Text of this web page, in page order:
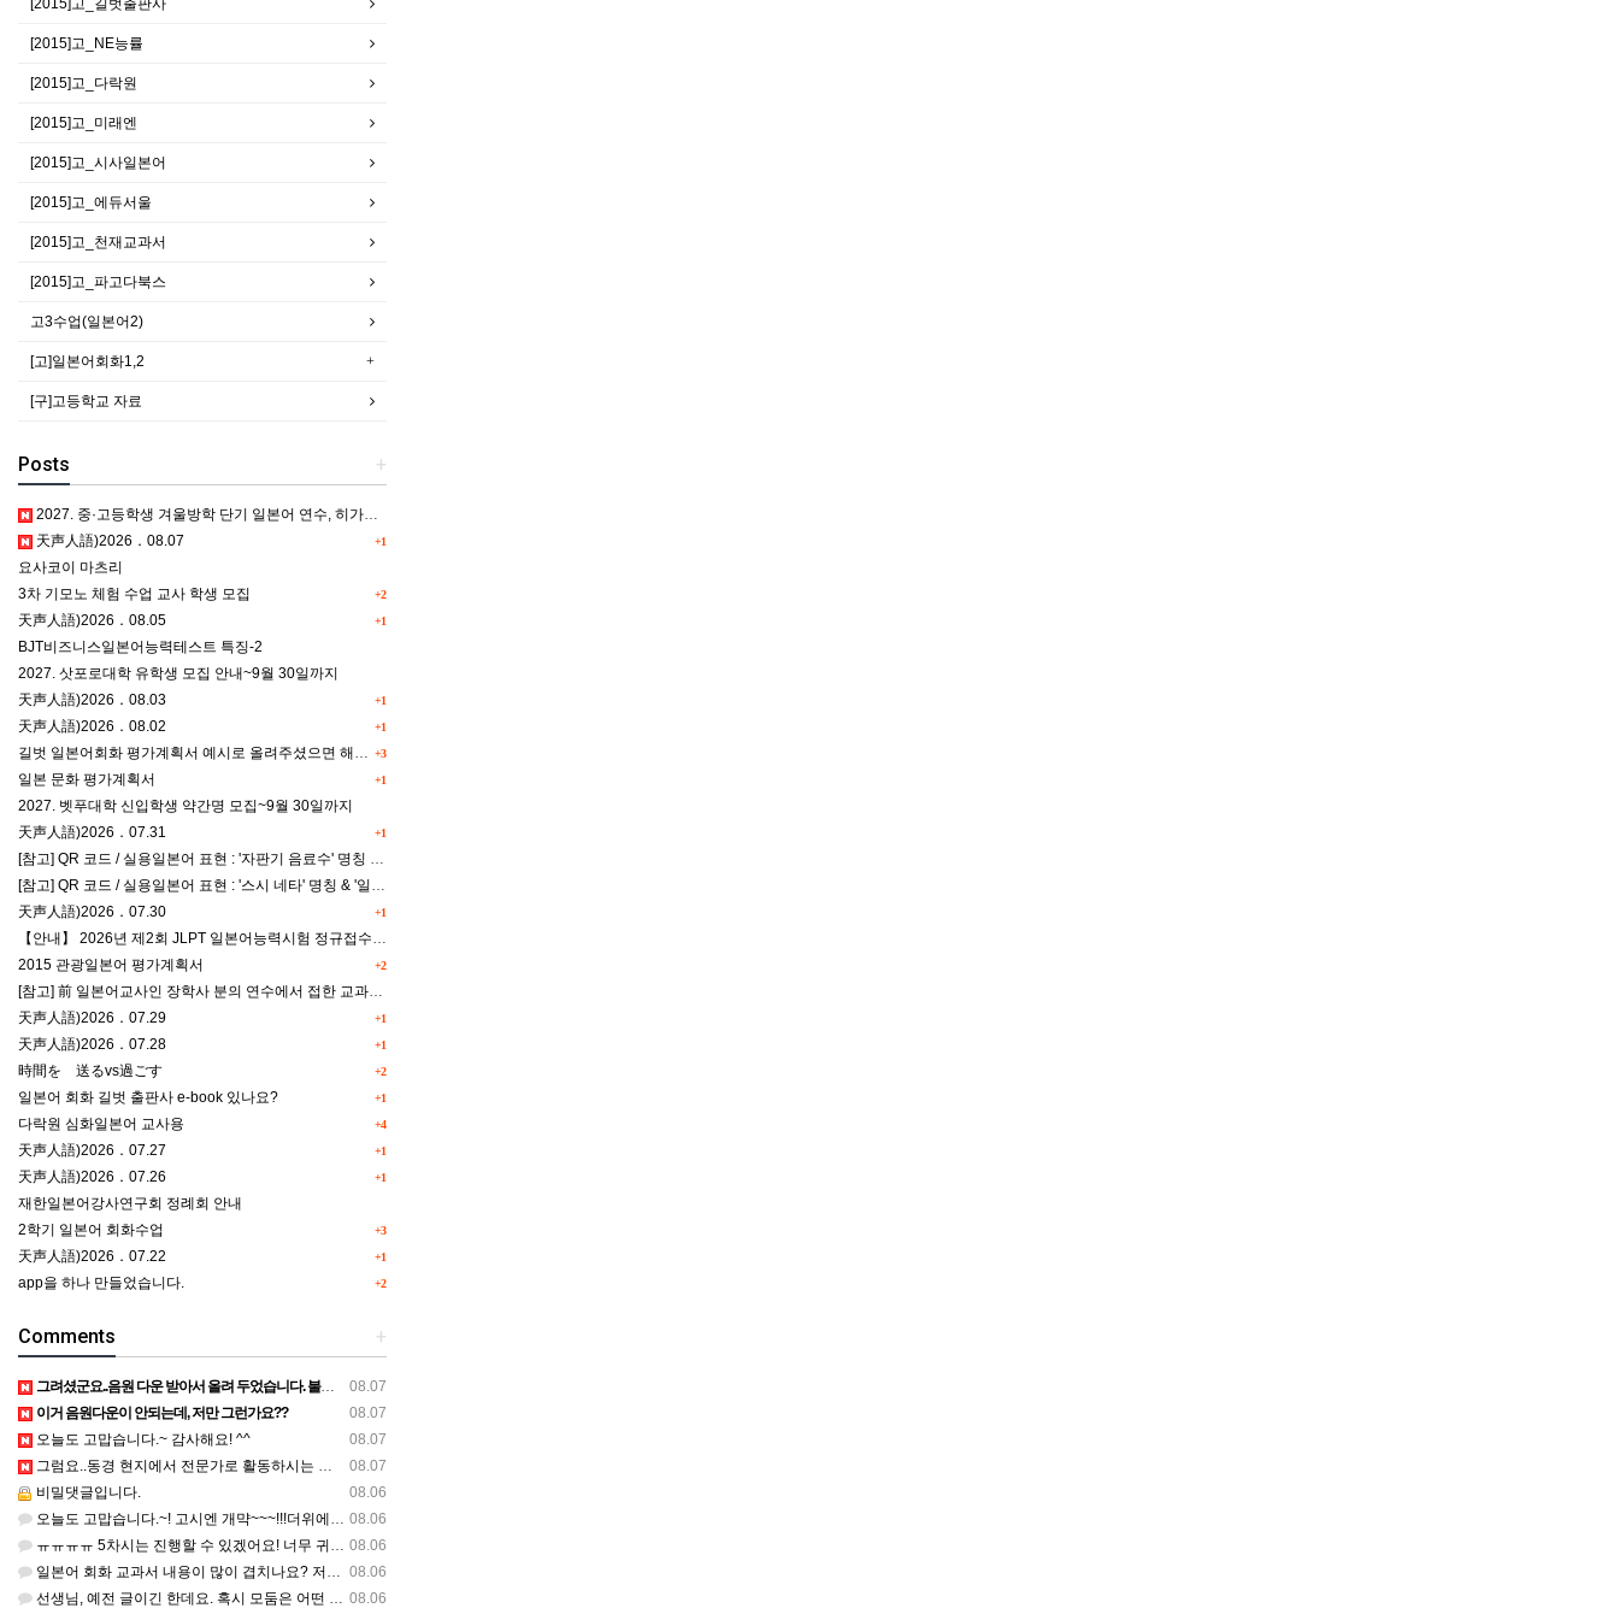
[2015]고_길벗출판사
[2015]고_NE능률
[2015]고_다락원
[2015]고_미래엔
[2015]고_시사일본어
[2015]고_에듀서울
[2015]고_천재교과서
[2015]고_파고다북스
고3수업(일본어2)
[고]일본어회화1,2
[구]고등학교 자료
+
Posts
2027. 중·고등학생 겨울방학 단기 일본어 연수, 히가시카와 공립 일본어학교 프로그램 사전안내
+1
天声人語)2026．08.07
요사코이 마츠리
+2
3차 기모노 체험 수업 교사 학생 모집
+1
天声人語)2026．08.05
BJT비즈니스일본어능력테스트 특징-2
2027. 삿포로대학 유학생 모집 안내~9월 30일까지
+1
天声人語)2026．08.03
+1
天声人語)2026．08.02
+3
길벗 일본어회화 평가계획서 예시로 올려주셨으면 해요^^
+1
일본 문화 평가계획서
2027. 벳푸대학 신입학생 약간명 모집~9월 30일까지
+1
天声人語)2026．07.31
[참고] QR 코드 / 실용일본어 표현 : '자판기 음료수' 명칭 & '드럭스토어 약품명' 알아맞히기
[참고] QR 코드 / 실용일본어 표현 : '스시 네타' 명칭 & '일본편의점 상품명' 학습 게임
+1
天声人語)2026．07.30
【안내】 2026년 제2회 JLPT 일본어능력시험 정규접수 일정
+2
2015 관광일본어 평가계획서
[참고] 前 일본어교사인 장학사 분의 연수에서 접한 교과세특작성(매력있는 세특) Tip
+1
天声人語)2026．07.29
+1
天声人語)2026．07.28
+2
時間を 送るvs過ごす
+1
일본어 회화 길벗 출판사 e-book 있나요?
+4
다락원 심화일본어 교사용
+1
天声人語)2026．07.27
+1
天声人語)2026．07.26
재한일본어강사연구회 정례회 안내
+3
2학기 일본어 회화수업
+1
天声人語)2026．07.22
+2
app을 하나 만들었습니다.
+
Comments
08.07
그려셨군요..음원 다운 받아서 올려 두었습니다. 불편하셨네요..죄송합니다..
08.07
이거 음원다운이 안되는데, 저만 그런가요??
08.07
오늘도 고맙습니다.~ 감사해요! ^^
08.07
그럼요..동경 현지에서 전문가로 활동하시는 기모노 강사 이십니다.
08.06
비밀댓글입니다.
08.06
오늘도 고맙습니다.~! 고시엔 개먁~~~!!!더위에 어떨라나요...감사합니다. ^^
08.06
ㅠㅠㅠㅠ 5차시는 진행할 수 있겠어요! 너무 귀한 자료 정말 감사합니다!!!
08.06
일본어 회화 교과서 내용이 많이 겹치나요? 저는 1,2학기 출판사가 달라서인지, 회화 단어와 분량이 더 많다…
08.06
선생님, 예전 글이긴 한데요. 혹시 모둠은 어떤 식으로 구성하셨을까요? 진단평가를 보시고 모둠장(도우미학생)…